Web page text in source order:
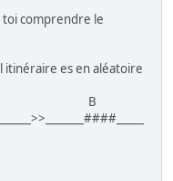
toi comprendre le
itinéraire es en aléatoire